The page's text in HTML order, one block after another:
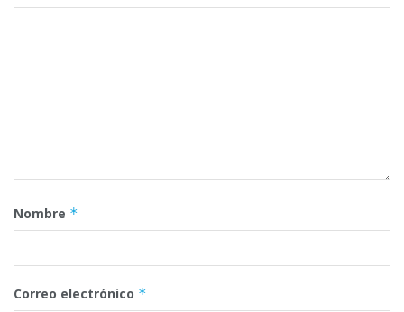
Nombre *
Correo electrónico *